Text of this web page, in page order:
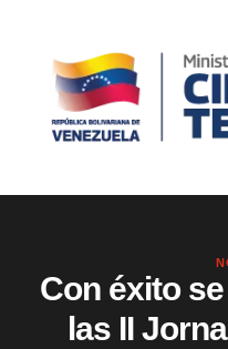
Con éxito
las II